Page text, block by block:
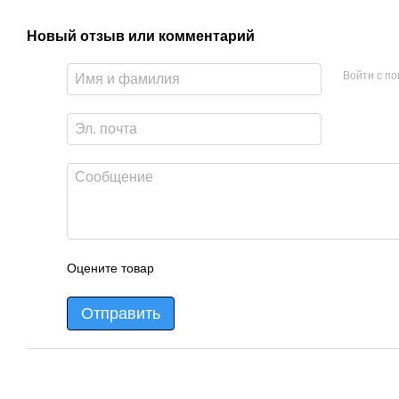
Новый отзыв или комментарий
Войти с
Оцените товар
Отправить